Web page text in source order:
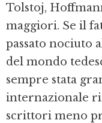
Tolstoj,
maggiori. Se il
passato nociuto
del mondo
sempre stata
internazionale
scrittori meno